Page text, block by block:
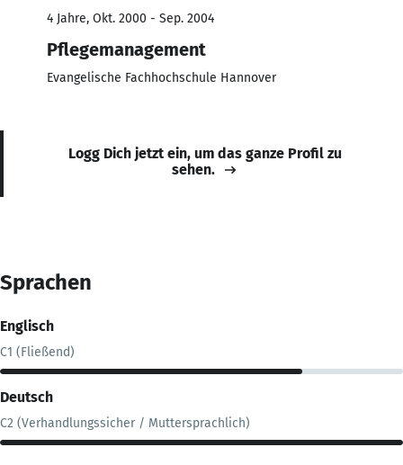
4 Jahre, Okt. 2000 - Sep. 2004
Pflegemanagement
Evangelische Fachhochschule Hannover
Logg Dich jetzt ein, um das ganze Profil zu
sehen.
Sprachen
Englisch
C1 (Fließend)
Deutsch
C2 (Verhandlungssicher / Muttersprachlich)